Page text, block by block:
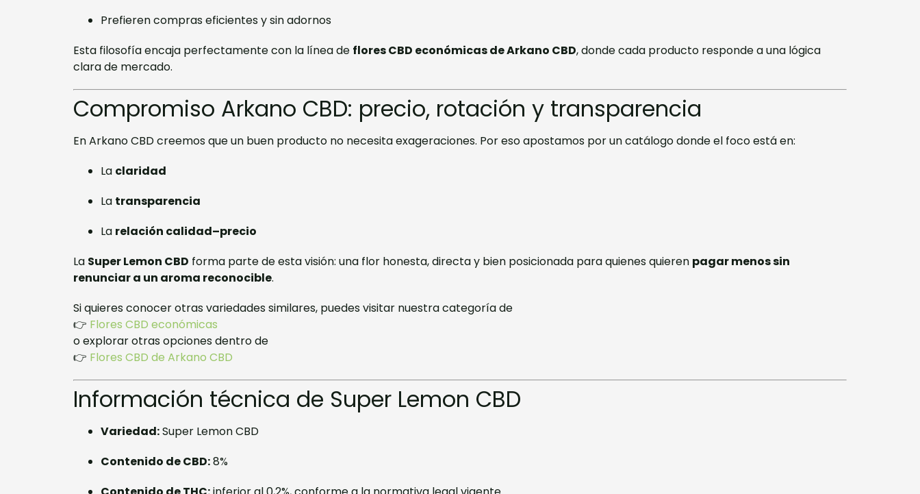
Prefieren compras eficientes y sin adornos
Esta filosofía encaja perfectamente con la línea de flores CBD económicas de Arkano CBD, donde cada producto responde a una lógica
clara de mercado.
Compromiso Arkano CBD: precio, rotación y transparencia
En Arkano CBD creemos que un buen producto no necesita exageraciones. Por eso apostamos por un catálogo donde el foco está en:
La claridad
La transparencia
La relación calidad–precio
La Super Lemon CBD forma parte de esta visión: una flor honesta, directa y bien posicionada para quienes quieren pagar menos sin
renunciar a un aroma reconocible.
Si quieres conocer otras variedades similares, puedes visitar nuestra categoría de
👉 Flores CBD económicas
o explorar otras opciones dentro de
👉 Flores CBD de Arkano CBD
Información técnica de Super Lemon CBD
Variedad:Super Lemon CBD
Contenido de CBD:8%